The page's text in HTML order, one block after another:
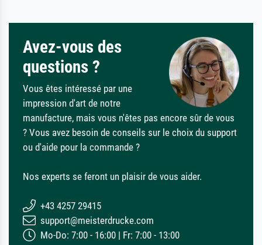
Avez-vous des
questions ?
Vous êtes intéressé par une
impression d'art de notre
manufacture, mais vous n'êtes pas encore sûr de vous
? Vous avez besoin de conseils sur le choix du support
ou d'aide pour la commande ?
Nos experts se feront un plaisir de vous aider.
+43 4257 29415
support@meisterdrucke.com
Mo-Do: 7:00 - 16:00 | Fr: 7:00 - 13:00